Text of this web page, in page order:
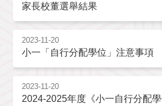
家長校董選舉結果
2023-11-20
小一「自行分配學位」注意事項
2023-11-20
2024-2025年度《小一自行分配